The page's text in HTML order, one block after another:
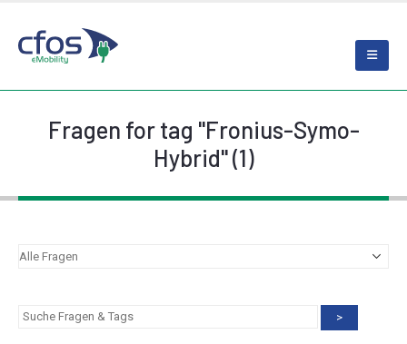
Fragen for tag "Fronius-Symo-
Hybrid" (1)
>